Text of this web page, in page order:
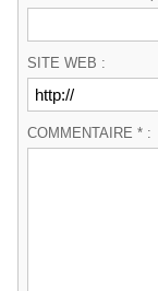
SITE WEB :
COMMENTAIRE * :